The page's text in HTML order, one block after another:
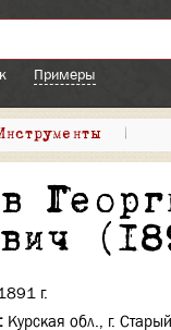
Примеры
|
г.
Курская обл., г.